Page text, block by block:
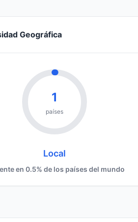
Geográfica
1
países
Local
en 0.5% de los países del mundo